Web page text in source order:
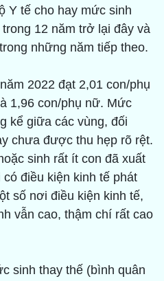
Y tế cho hay mức sinh
12 năm trở lại đây và
những năm tiếp theo.
2022 đạt 2,01 con/phụ
1,96 con/phụ nữ. Mức
kể giữa các vùng, đối
chưa được thu hẹp rõ rệt.
sinh rất ít con đã xuất
điều kiện kinh tế phát
số nơi điều kiện kinh tế,
vẫn cao, thậm chí rất cao
sinh thay thế (bình quân